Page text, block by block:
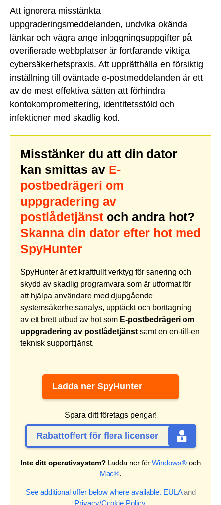
Att ignorera misstänkta
uppgraderingsmeddelanden, undvika okända
länkar och vägra ange inloggningsuppgifter på
overifierade webbplatser är fortfarande viktiga
cybersäkerhetspraxis. Att upprätthålla en försiktig
inställning till oväntade e-postmeddelanden är ett
av de mest effektiva sätten att förhindra
kontokompromettering, identitetsstöld och
infektioner med skadlig kod.
Misstänker du att din dator
kan smittas av E-
postbedrägeri om
uppgradering av
postlådetjänst och andra hot?
Skanna din dator efter hot med
SpyHunter
SpyHunter är ett kraftfullt verktyg för sanering och
skydd av skadlig programvara som är utformat för
att hjälpa användare med djupgående
systemsäkerhetsanalys, upptäckt och borttagning
av ett brett utbud av hot som E-postbedrägeri om
uppgradering av postlådetjänst samt en en-till-en
teknisk supporttjänst.
Ladda ner SpyHunter
Spara ditt företags pengar!
Rabattoffert för flera licenser
Inte ditt operativsystem? Ladda ner för Windows® och
Mac®.
See additional offer below where available. EULAand
Privacy/Cookie Policy.